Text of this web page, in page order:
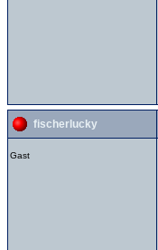
fischerlucky
Gast